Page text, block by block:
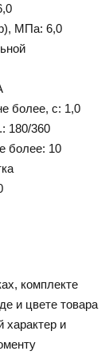
МПа: 6,0
более, с: 1,0
180/360
более: 10
комплекте
и цвете товара
характер и